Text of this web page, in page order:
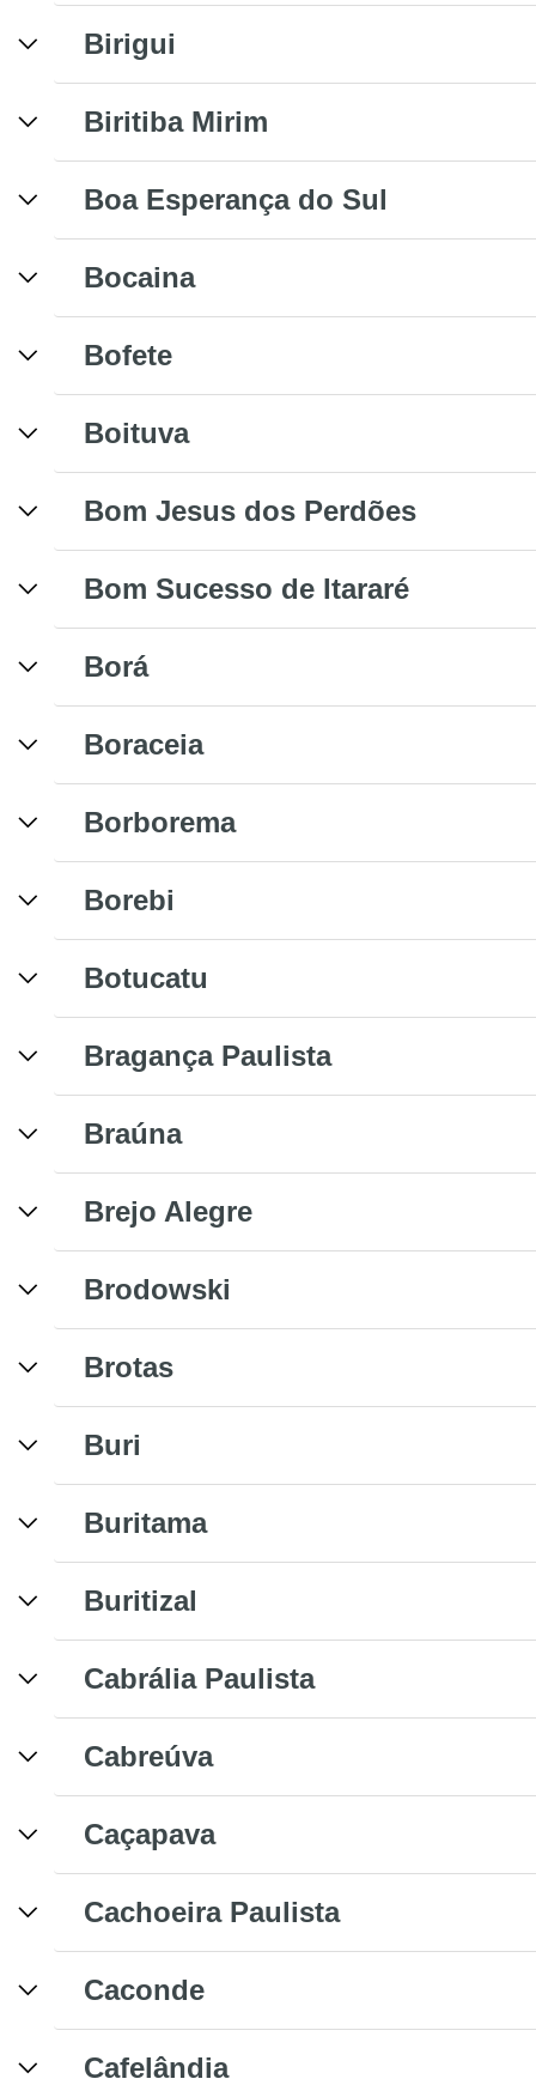
Birigui
Biritiba Mirim
Boa Esperança do Sul
Bocaina
Bofete
Boituva
Bom Jesus dos Perdões
Bom Sucesso de Itararé
Borá
Boraceia
Borborema
Borebi
Botucatu
Bragança Paulista
Braúna
Brejo Alegre
Brodowski
Brotas
Buri
Buritama
Buritizal
Cabrália Paulista
Cabreúva
Caçapava
Cachoeira Paulista
Caconde
Cafelândia